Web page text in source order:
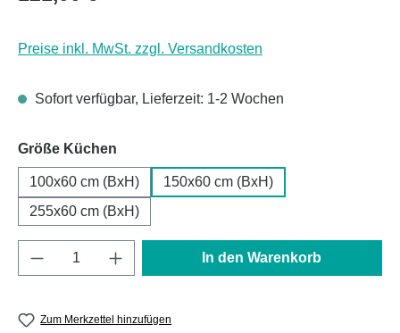
Preise inkl. MwSt. zzgl. Versandkosten
Sofort verfügbar, Lieferzeit: 1-2 Wochen
Größe Küchen
100x60 cm (BxH)
150x60 cm (BxH)
255x60 cm (BxH)
Produkt Anzahl: Gib den gewünschten
In den Warenkorb
Zum Merkzettel hinzufügen